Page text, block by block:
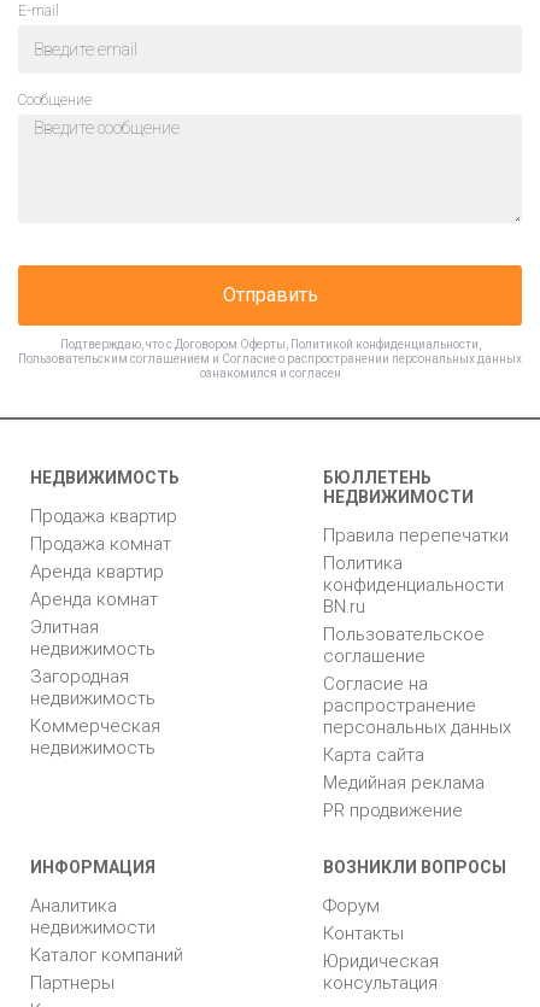
E-mail
Cообщение
Отправить
Подтверждаю, что с Договором Оферты Политикой конфиденциальности
Пользовательским соглашением и Согласие о распространении персональных данных
ознакомился и согласен
НЕДВИЖИМОСТЬ
Продажа квартир
Продажа комнат
Аренда квартир
Аренда комнат
Элитная
недвижимость
Загородная
недвижимость
Коммерческая
недвижимость
БЮЛЛЕТЕНЬ
НЕДВИЖИМОСТИ
Правила перепечатки
Политика
конфиденциальности
BN.ru
Пользовательское
соглашение
Согласие на
распространение
персональных данных
Карта сайта
Медийная реклама
PR продвижение
ИНФОРМАЦИЯ
Аналитика
недвижимости
Каталог компаний
Партнеры
ВОЗНИКЛИ ВОПРОСЫ
Форум
Контакты
Юридическая
консультация